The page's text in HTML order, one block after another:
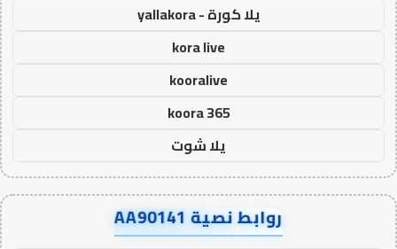
يلا كورة - yallakora
kora live
kooralive
koora 365
يلا شوت
روابط نصية AA90141